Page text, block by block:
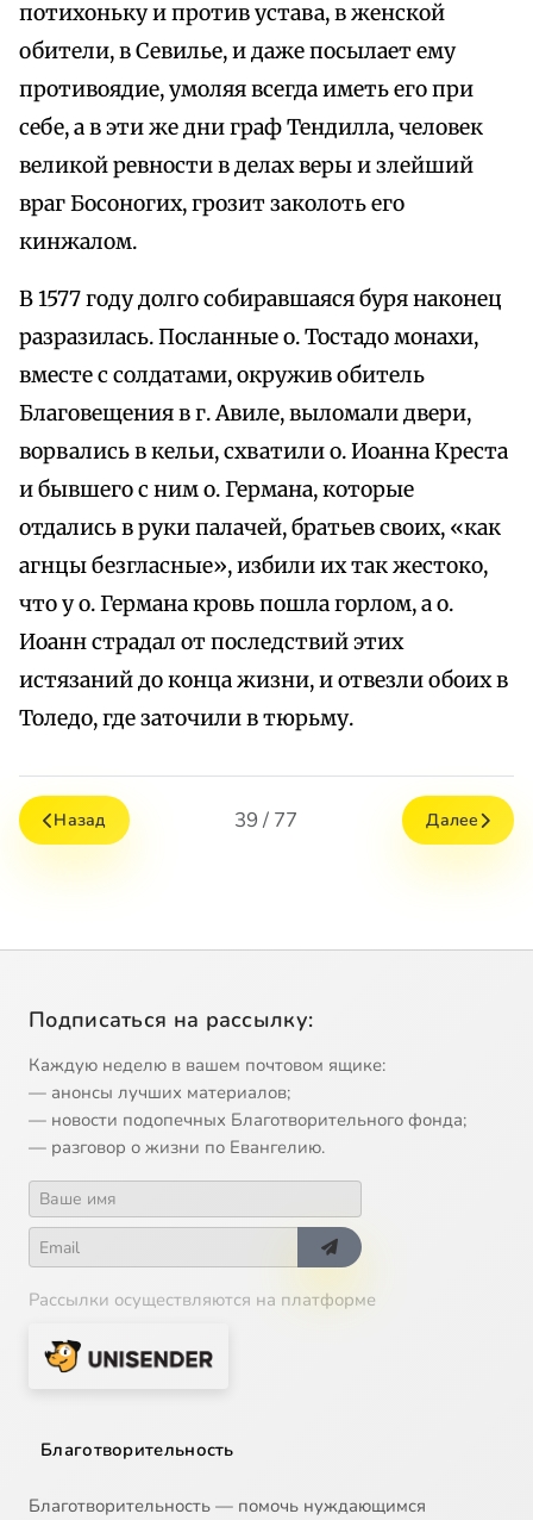
потихоньку и против устава, в женской
обители, в Севилье, и даже посылает ему
противоядие, умоляя всегда иметь его при
себе, а в эти же дни граф Тендилла, человек
великой ревности в делах веры и злейший
враг Босоногих, грозит заколоть его
кинжалом.
В 1577 году долго собиравшаяся буря наконец
разразилась. Посланные о. Тостадо монахи,
вместе с солдатами, окружив обитель
Благовещения в г. Авиле, выломали двери,
ворвались в кельи, схватили о. Иоанна Креста
и бывшего с ним о. Германа, которые
отдались в руки палачей, братьев своих, «как
агнцы безгласные», избили их так жестоко,
что у о. Германа кровь пошла горлом, а о.
Иоанн страдал от последствий этих
истязаний до конца жизни, и отвезли обоих в
Толедо, где заточили в тюрьму.
Назад 39 / 77 Далее
Подписаться на рассылку:
Каждую неделю в вашем почтовом ящике:
— анонсы лучших материалов;
— новости подопечных Благотворительного фонда;
— разговор о жизни по Евангелию.
Рассылки осуществляются на платформе
Благотворительность
Благотворительность — помочь нуждающимся